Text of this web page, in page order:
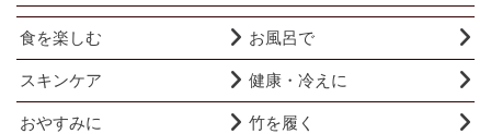
食を楽しむ お風呂で
スキンケア 健康・冷えに
おやすみに 竹を履く